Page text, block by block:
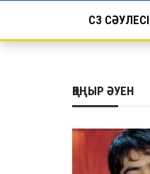
СӨЗ СӘУЛЕСІ
ҚОҢЫР ӘУЕН